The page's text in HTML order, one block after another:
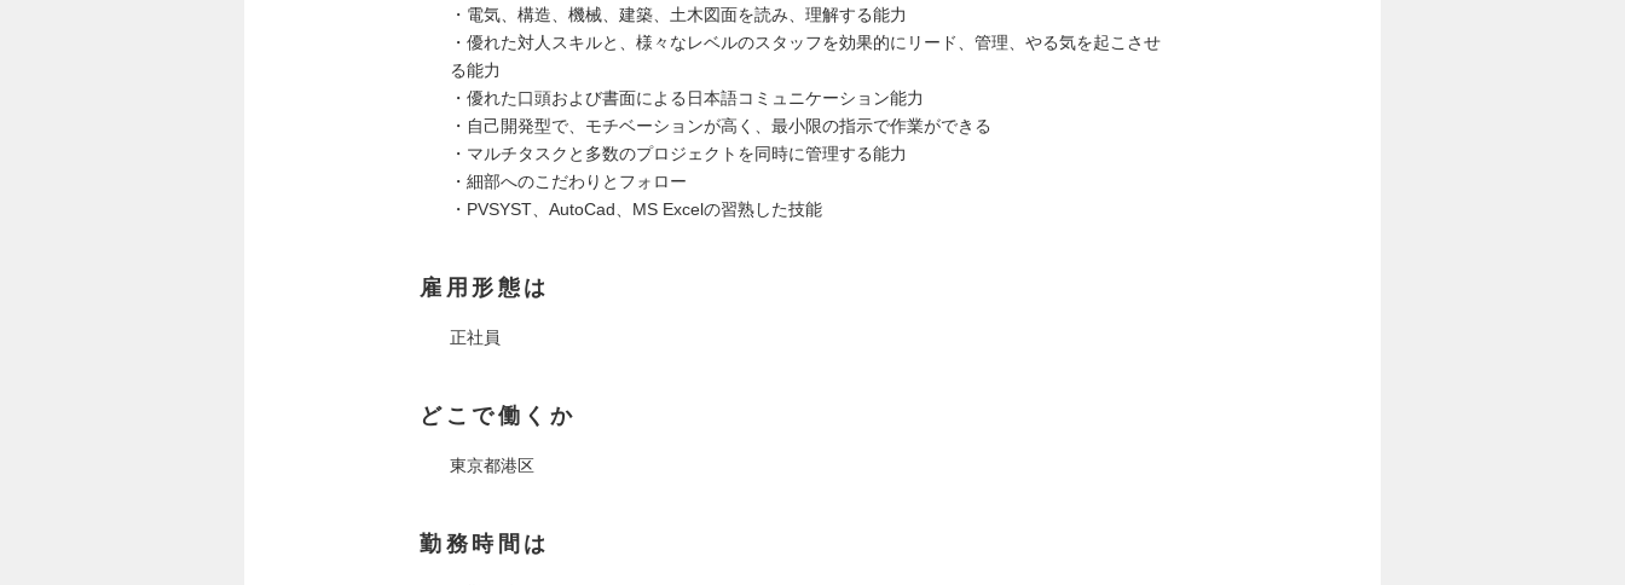
・電気、構造、機械、建築、土木図面を読み、理解する能力
・優れた対人スキルと、様々なレベルのスタッフを効果的にリード、管理、やる気を起こさせ
る能力
・優れた口頭および書面による日本語コミュニケーション能力
・自己開発型で、モチベーションが高く、最小限の指示で作業ができる
・マルチタスクと多数のプロジェクトを同時に管理する能力
・細部へのこだわりとフォロー
・PVSYST、AutoCad、MS Excelの習熟した技能
雇用形態は
正社員
どこで働くか
東京都港区
勤務時間は